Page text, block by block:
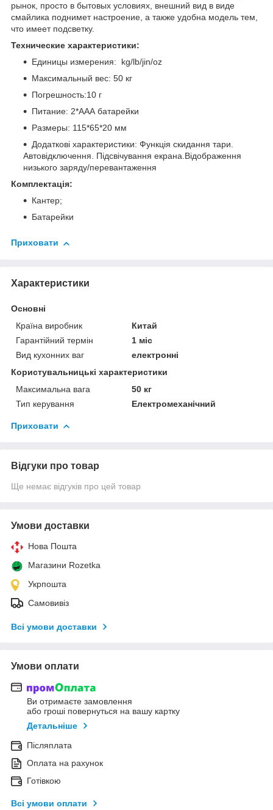
рынок, просто в бытовых условиях, внешний вид в виде
смайлика поднимет настроение, а также удобна модель тем,
что имеет подсветку.
Технические характеристики:
Единицы измерения: kg/lb/jin/oz
Максимальный вес: 50 кг
Погрешность:10 г
Питание: 2*ААА батарейки
Размеры: 115*65*20 мм
Додаткові характеристики: Функція скидання тари.
Автовідключення. Підсвічування екрана.Відображення
низького заряду/перевантаження
Комплектація:
Кантер;
Батарейки
Приховати
Характеристики
Основні
Країна виробник
Китай
Гарантійний термін
1 міс
Вид кухонних ваг
електронні
Користувальницькі характеристики
Максимальна вага
50 кг
Тип керування
Електромеханічний
Приховати
Відгуки про товар
Ще немає відгуків про цей товар
Умови доставки
Нова Пошта
Магазини Rozetka
Укрпошта
Самовивіз
Всі умови доставки
Умови оплати
Ви отримаєте замовлення
або гроші повернуться на вашу картку
Детальніше
Післяплата
Оплата на рахунок
Готівкою
Всі умови оплати